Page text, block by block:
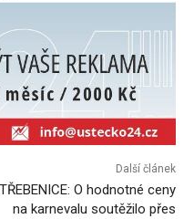
Další článek
TŘEBENICE: O hodnotné ceny
na karnevalu soutěžilo přes